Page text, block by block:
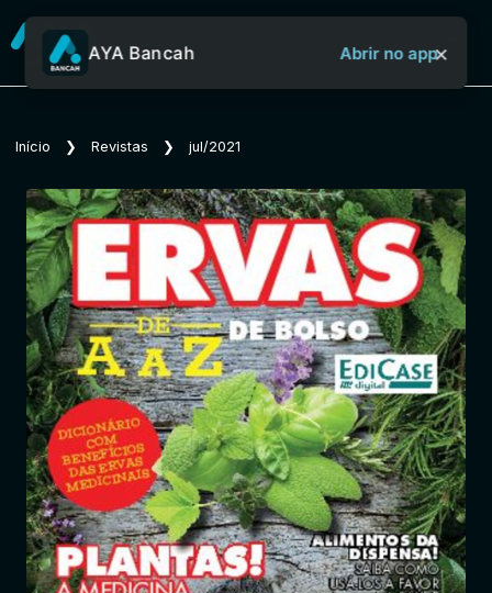
Sobre o Aya Bancah
Início
Revistas
Jornais
Notícias
Entrar
AYA Bancah Abrir no app×
Início ❯ Revistas ❯ jul/2021